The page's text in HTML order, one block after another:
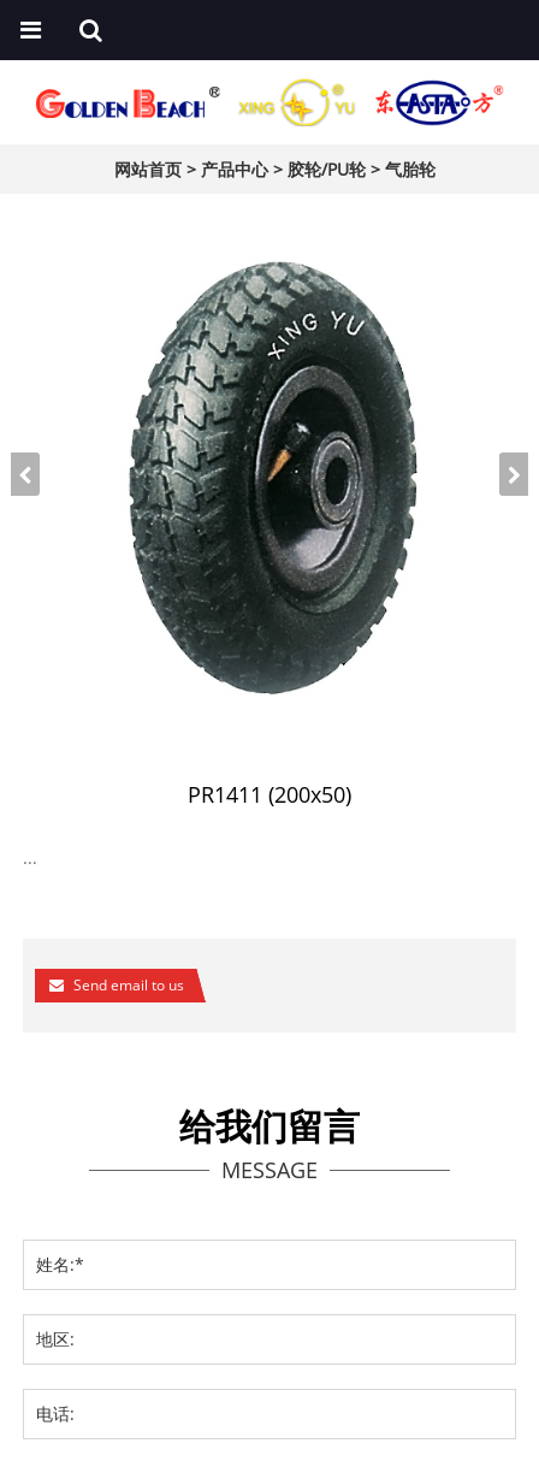
网站首页 > 产品中心> 胶轮/PU轮>气胎轮
PR1411 (200x50)
...
Send email to us
给我们留言
MESSAGE